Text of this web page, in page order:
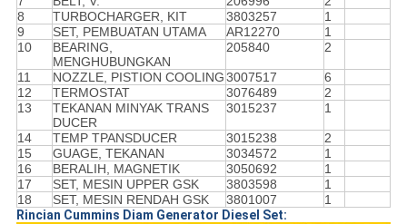
8
TURBOCHARGER, KIT 3803257
1
9
SET, PEMBUATAN UTAMA AR12270
1
10
BEARING,
MENGHUBUNGKAN
205840 2
11 NOZZLE, PISTION COOLING3007517
6
12
TERMOSTAT 3076489
2
13
TEKANAN MINYAK TRANS
DUCER
3015237 1
14 TEMP TPANSDUCER 3015238
2
15
GUAGE, TEKANAN 3034572
1
16
BERALIH, MAGNETIK 3050692
1
17
SET, MESIN UPPER GSK 3803598
1
18
SET, MESIN RENDAH GSK 3801007
1
Rincian Cummins Diam Generator Diesel Set: